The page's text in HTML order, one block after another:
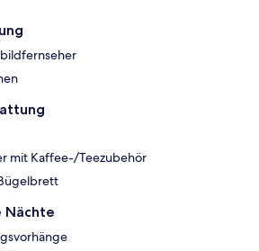
mit Kaffee-/Teezubehör
Nächte